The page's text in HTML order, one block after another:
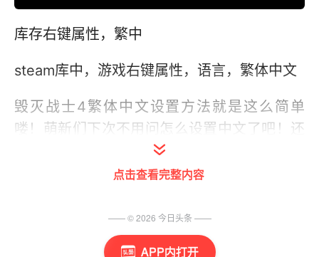
APP内打开
库存右键属性，繁中
steam库中，游戏右键属性，语言，繁体中文
毁灭战士4繁体中文设置方法就是这么简单
喽！萌新们下次不用问怎么设置中文了吧！还
有更多萌新小专题稍后继续哦！
绝不意味赞同其观点或证实其描述】
点击查看完整内容
—— ©2026 今日头条 ——